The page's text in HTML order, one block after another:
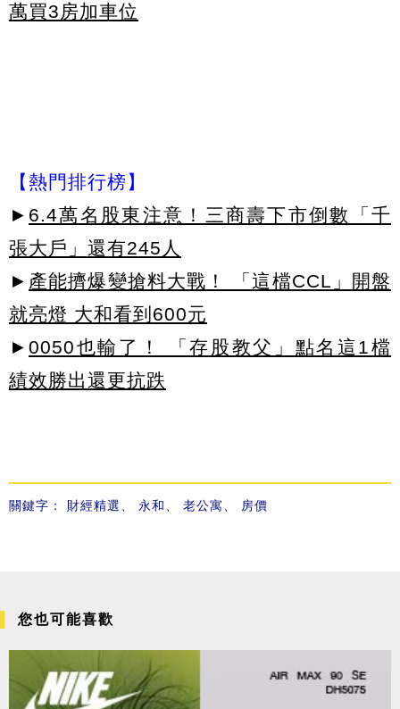
萬買3房加車位
【熱門排行榜】
► 6.4萬名股東注意！三商壽下市倒數「千
張大戶」還有245人
► 產能擠爆變搶料大戰！ 「這檔CCL」開盤
就亮燈 大和看到600元
► 0050也輸了！ 「存股教父」點名這1檔
績效勝出還更抗跌
關鍵字： 財經精選、 永和、 老公寓、 房價
您也可能喜歡